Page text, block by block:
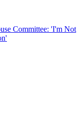
Committee: 'I'm Not